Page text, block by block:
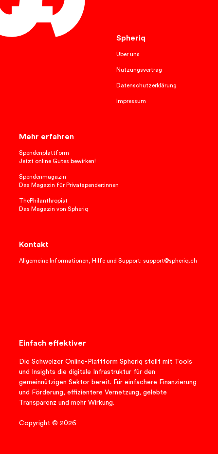
Spheriq
Über uns
Nutzungsvertrag
Datenschutzerklärung
Impressum
Mehr erfahren
Spendenplattform
Jetzt online Gutes bewirken!
Spendenmagazin
Das Magazin für Privatspender:innen
ThePhilanthropist
Das Magazin von Spheriq
Kontakt
Allgemeine Informationen, Hilfe und Support: support@spheriq.ch
Einfach effektiver
Die Schweizer Online-Plattform Spheriq stellt mit Tools
und Insights die digitale Infrastruktur für den
gemeinnützigen Sektor bereit. Für einfachere Finanzierung
und Förderung, effizientere Vernetzung, gelebte
Transparenz und mehr Wirkung.
Copyright © 2026